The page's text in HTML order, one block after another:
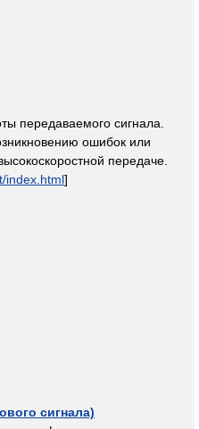
передаваемого сигнала.
ошибок или
передаче.
index.html]
сигнала)